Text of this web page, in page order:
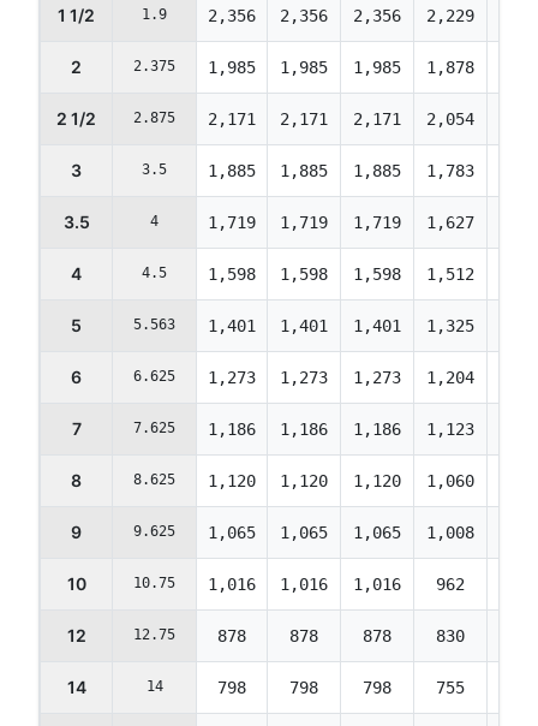
1 1/2 1.9 2,356 2,356 2,356 2,229
2 2.375 1,985 1,985 1,985 1,878
2 1/2 2.875 2,171 2,171 2,171 2,054
3 3.5 1,885 1,885 1,885 1,783
3.5 4 1,719 1,719 1,719 1,627
4 4.5 1,598 1,598 1,598 1,512
5 5.563 1,401 1,401 1,401 1,325
6 6.625 1,273 1,273 1,273 1,204
7 7.625 1,186 1,186 1,186 1,123
8 8.625 1,120 1,120 1,120 1,060
9 9.625 1,065 1,065 1,065 1,008
10 10.75 1,016 1,016 1,016 962
12 12.75 878 878 878 830
14 14 798 798 798 755